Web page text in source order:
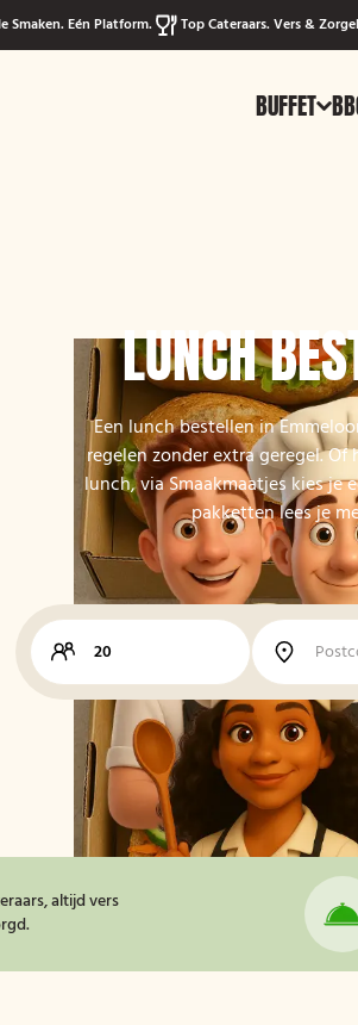
Smaken. Eén Platform. Top Cateraars. Vers &
BUFFET
LUNCH
Een lunch bestellen in
regelen zonder extra geregel.
lunch, via Smaakmaatjes kies
pakketten lees je
altijd vers